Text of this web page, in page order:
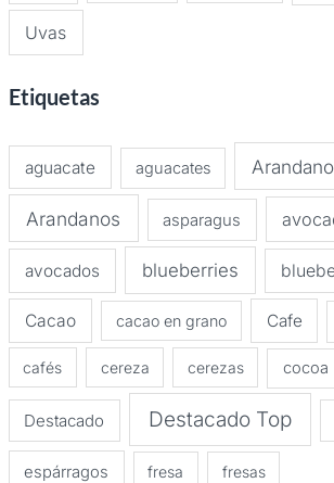
Uvas
Etiquetas
aguacate aguacates Arandano
Arandanos asparagus
avocados blueberries
Cacao cacao en grano Cafe
cafés cereza cerezas cocoa
Destacado Destacado Top
espárragos fresa fresas